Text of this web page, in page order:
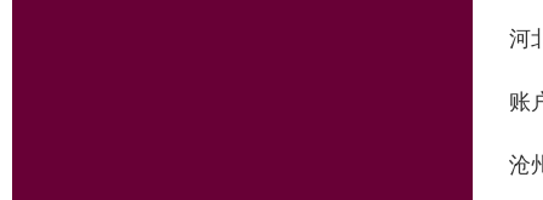
河
账
沧